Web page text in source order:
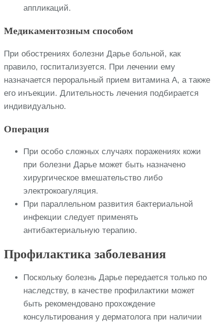
аппликаций.
Медикаментозным способом
При обострениях болезни Дарье больной, как
правило, госпитализуется. При лечении ему
назначается пероральный прием витамина А, а также
его инъекции. Длительность лечения подбирается
индивидуально.
Операция
При особо сложных случаях поражениях кожи
при болезни Дарье может быть назначено
хирургическое вмешательство либо
электрокоагуляция.
При параллельном развития бактериальной
инфекции следует применять
антибактериальную терапию.
Профилактика заболевания
Поскольку болезнь Дарье передается только по
наследству, в качестве профилактики может
быть рекомендовано прохождение
консультирования у дерматолога при наличии